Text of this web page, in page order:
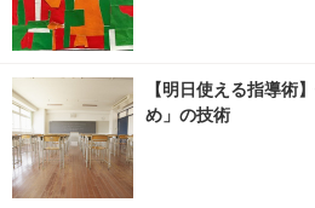
【明日使える指導術
め」の技術